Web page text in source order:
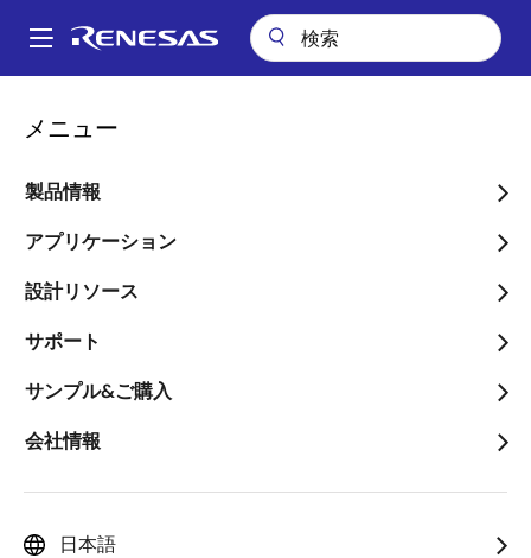
ン
Main
メニュー
製品情報
アプリケーション
設計リソース
サポート
サンプル&ご購入
会社情報
日本語
パ
ン
く
ず
産業、医療機器向け環境センシングのポートフォリオを拡充し、CO₂
産業、医療機器向け環境セ
ンシングのポートフォリオ
を拡充し、CO₂センサ向け
サーモパイル型ガス検出器
を発売
～シングルまたはデュアルチャネルの
品質、長寿命を実現～